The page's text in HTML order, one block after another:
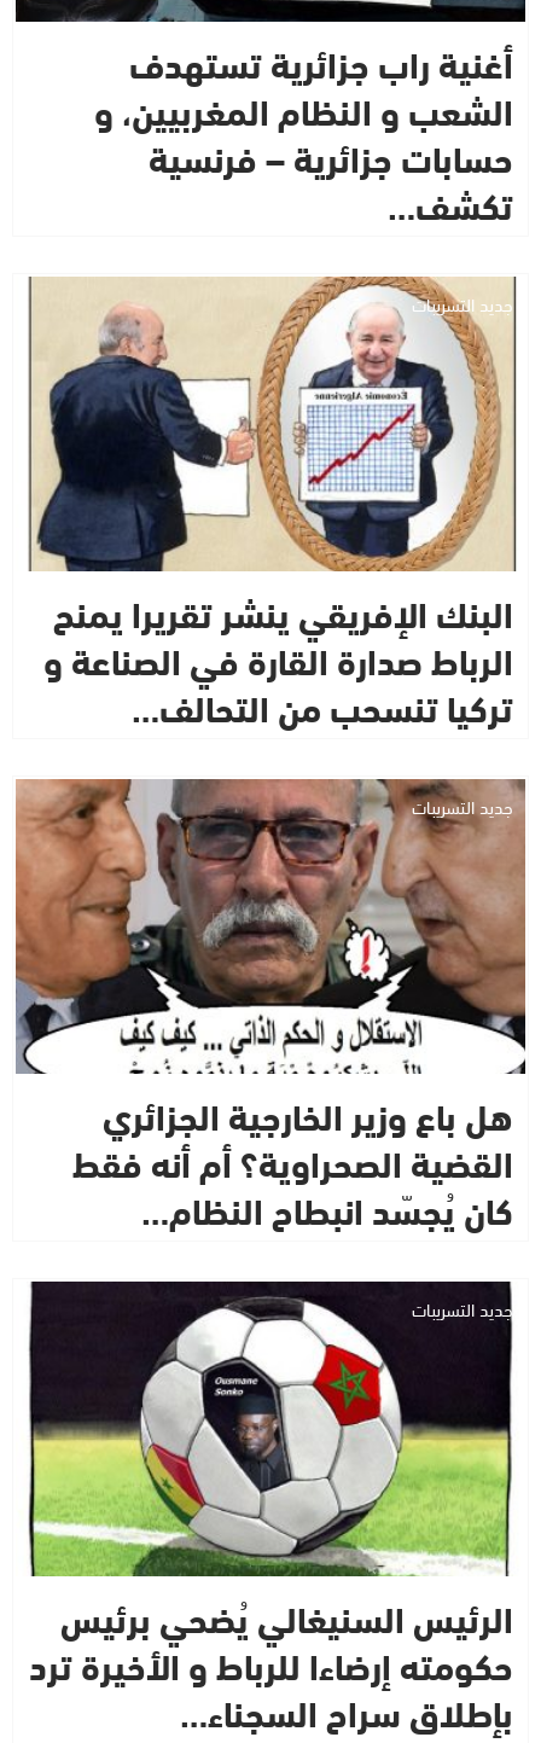
أغنية راب جزائرية تستهدف
الشعب و النظام المغربيين، و
حسابات جزائرية – فرنسية
تكشف…
جديد التسريبات
البنك الإفريقي ينشر تقريرا يمنح
الرباط صدارة القارة في الصناعة و
تركيا تنسحب من التحالف…
جديد التسريبات
هل باع وزير الخارجية الجزائري
القضية الصحراوية؟ أم أنه فقط
كان يُجسّد انبطاح النظام…
جديد التسريبات
الرئيس السنيغالي يُضحي برئيس
حكومته إرضاءا للرباط و الأخيرة ترد
بإطلاق سراح السجناء…